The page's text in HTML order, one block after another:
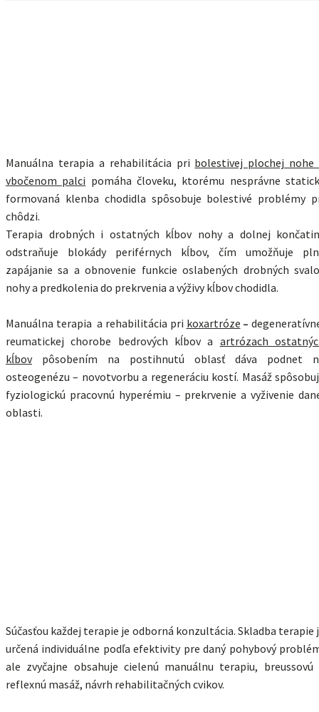
Manuálna terapia a rehabilitácia pri bolestivej plochej nohe
vbočenom palci pomáha človeku, ktorému nesprávne
formovaná klenba chodidla spôsobuje bolestivé problémy
chôdzi.
Terapia drobných i ostatných kĺbov nohy a dolnej
odstraňuje blokády periférnych kĺbov, čím umožňuje
zapájanie sa a obnovenie funkcie oslabených drobných
nohy a predkolenia do prekrvenia a výživy kĺbov chodidla.
Manuálna terapia a rehabilitácia pri koxartróze –
reumatickej chorobe bedrových kĺbov a artrózach
kĺbovpôsobením na postihnutú oblasť dáva podnet
osteogenézu – novotvorbu a regeneráciu kostí. Masáž
fyziologickú pracovnú hyperémiu – prekrvenie a vyživenie
oblasti.
Súčasťou každej terapie je odborná konzultácia. Skladba terapie
určená individuálne podľa efektivity pre daný pohybový
ale zvyčajne obsahuje cielenú manuálnu terapiu, breussovú
reflexnú masáž, návrh rehabilitačných cvikov.